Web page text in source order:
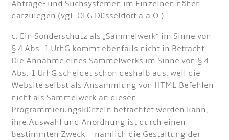
Abfrage- und Suchsystemen im Einzelnen näher
darzulegen (vgl. OLG Düsseldorf a.a.O.).
c. Ein Sonderschutz als „Sammelwerk“ im Sinne von
§ 4 Abs. 1 UrhG kommt ebenfalls nicht in Betracht.
Die Annahme eines Sammelwerks im Sinne von § 4
Abs. 1 UrhG scheidet schon deshalb aus, weil die
Website selbst als Ansammlung von HTML-Befehlen
nicht als Sammelwerk an diesen
Programmierungskürzeln betrachtet werden kann;
ihre Auswahl und Anordnung ist durch einen
bestimmten Zweck – nämlich die Gestaltung der